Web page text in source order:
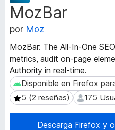
e
c
p
l
e
MozBar
por Moz
MozBar: The All-In-One
metrics, audit on-page
Authority in real-time.
Disponible en Firefox para
Disponible en Firefox
5 (2 reseñas)
5 (2 reseñas) 175175
Descarga Firefox y
t
a
d
t
a
d
e
l
a
e